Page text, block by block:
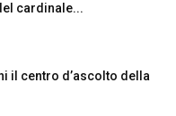
cardinale...
il centro d’ascolto della